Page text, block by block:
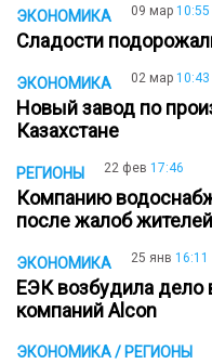
ЭКОНОМИКА 09 мар 10:55
Сладости
ЭКОНОМИКА 02 мар 10:43
Новый завод по
Казахстане
РЕГИОНЫ 22 фев 17:46
Компанию
после жалоб жителей
ЭКОНОМИКА 25 янв 16:11
ЕЭК возбудила дело
компаний Alcon
ЭКОНОМИКА / РЕГИОНЫ